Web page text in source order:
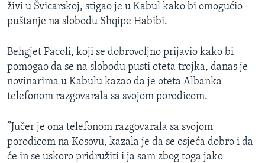
IZBJEGLIČKA STRANA
O GLASU AMERIKE
Learning English
živi u Švicarskoj, stigao je u Kabul kako bi omogućio
puštanje na slobodu Shqipe Habibi.
Behgjet Pacoli, koji se dobrovoljno prijavio kako bi
pomogao da se na slobodu pusti oteta trojka, danas je
novinarima u Kabulu kazao da je oteta Albanka
telefonom razgovarala sa svojom porodicom.
”Jučer je ona telefonom razgovarala sa svojom
porodicom na Kosovu, kazala je da se osjeća dobro i da
će in se uskoro pridružiti i ja sam zbog toga jako